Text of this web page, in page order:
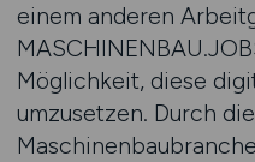
einem anderen
Möglichkeit, diese
umzusetzen. Durch